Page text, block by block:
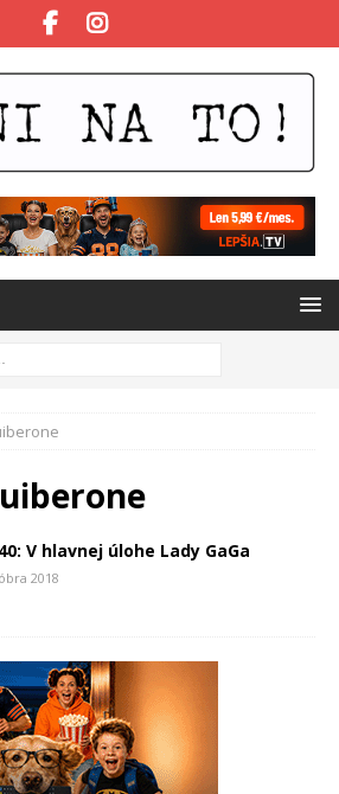
V hlavnej úlohe Lady GaGa
2018